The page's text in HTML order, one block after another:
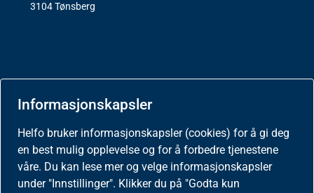
Informasjonskapsler
Helfo bruker informasjonskapsler (cookies) for å gi deg
en best mulig opplevelse og for å forbedre tjenestene
våre. Du kan lese mer og velge informasjonskapsler
under "Innstillinger". Klikker du på "Godta kun
3104 Tønsberg
Meld deg på nyhetsbrev for helseaktører